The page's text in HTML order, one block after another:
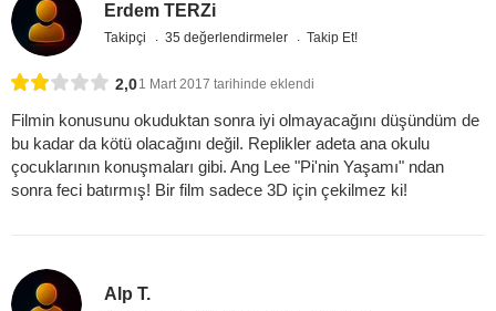
Erdem TERZi
Takipçi 35 değerlendirmeler Takip Et!
2,01 Mart 2017 tarihinde eklendi
Filmin konusunu okuduktan sonra iyi olmayacağını düşündüm de
bu kadar da kötü olacağını değil. Replikler adeta ana okulu
çocuklarının konuşmaları gibi. Ang Lee "Pi'nin Yaşamı" ndan
sonra feci batırmış! Bir film sadece 3D için çekilmez ki!
Alp T.